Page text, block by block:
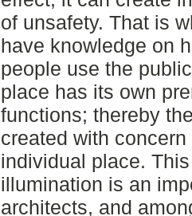
of unsafety. That is
have knowledge on
people use the
place has its own
functions; thereby
created with
individual place.
illumination is an
architects, and